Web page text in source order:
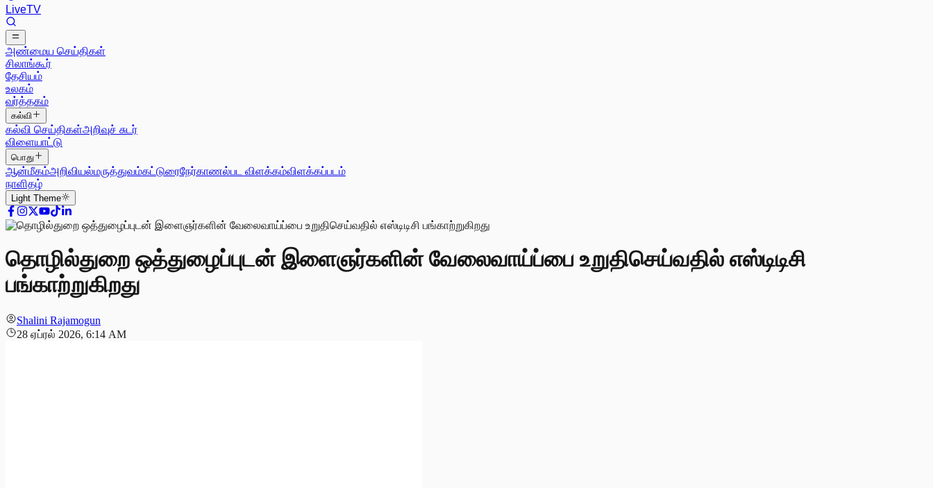
LiveTV
அண்மைய செய்திகள்
சிலாங்கூர்
தேசியம்
உலகம்
வர்த்தகம்
கல்வி
கல்வி செய்திகள்அறிவுச் சுடர்
விளையாட்டு
பொது
ஆன்மீகம்அறிவியல்மருத்துவம்கட்டுரைநேர்காணல்பட விளக்கம்விளக்கப்படம்
நாளிதழ்
Light Theme
தொழில்துறை ஒத்துழைப்புடன் இளைஞர்களின் வேலைவாய்ப்பை உறுதிசெய்வதில் எஸ்டிடிசி
பங்காற்றுகிறது
Shalini Rajamogun
28 ஏப்ரல் 2026, 6:14 AM